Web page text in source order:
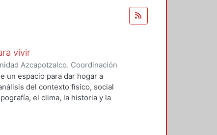
vivir
Azcapotzalco. Coordinación
Cruz, Claudia Alondra;Arce
un espacio para dar hogar a
del contexto físico, social
el clima, la historia y la